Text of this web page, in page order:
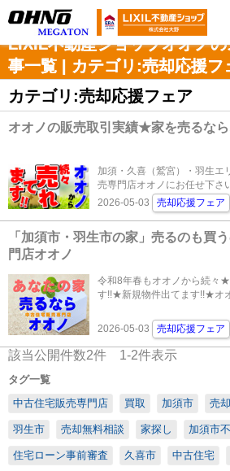
LIXIL不動産ショップオオノ
事一覧 | カテゴリ:売却応援フ
カテゴリ:売却応援フェア
オオノの販売取引実績★家を売るなら
加須・久喜（鷲宮）・羽生エ
売専門店オオノにお任せ下
2026-05-03
売却応援フェア
「加須市・羽生市の家」売るのも買
門店オオノ
令和8年春もオオノから続々
す!!★新規物件出てます!!★オ
2026-05-03 売却応援フェア
該当公開件数2件 1-2件表示
タグ一覧
中古住宅販売専門店
買取 加須市 売却
羽生市 売却無料相談 家探し 加須市
住宅ローン事前審査 久喜市 中古住宅